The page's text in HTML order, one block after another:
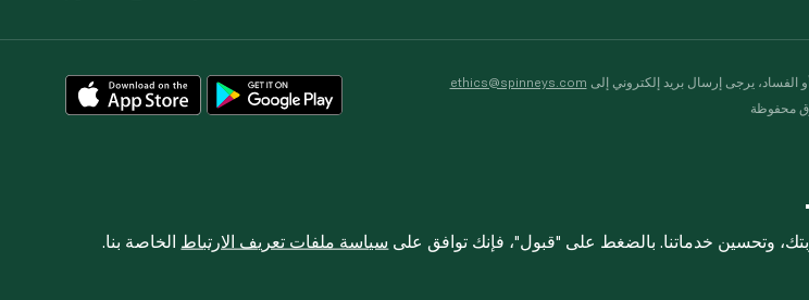
الفساد، يرجى إرسال بريد إلكتروني إلى ethics@spinneys.com
وتحسين خدماتنا. بالضغط على "قبول"، فإنك توافق على سياسة ملفات تعريف الارتباط الخاصة بنا.